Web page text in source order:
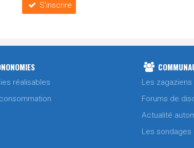
S'inscrire
réalisables
Les zagaziens
Forums de
Actualité
Les sondages